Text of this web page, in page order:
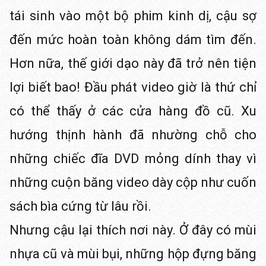
tái sinh vào một bộ phim kinh dị, cậu sợ
đến mức hoàn toàn không dám tìm đến.
Hơn nữa, thế giới dạo này đã trở nên tiện
lợi biết bao! Đầu phát video giờ là thứ chỉ
có thể thấy ở các cửa hàng đồ cũ. Xu
hướng thịnh hành đã nhường chỗ cho
những chiếc đĩa DVD mỏng dính thay vì
những cuộn băng video dày cộp như cuốn
sách bìa cứng từ lâu rồi.
Nhưng cậu lại thích nơi này. Ở đây có mùi
nhựa cũ và mùi bụi, những hộp đựng băng